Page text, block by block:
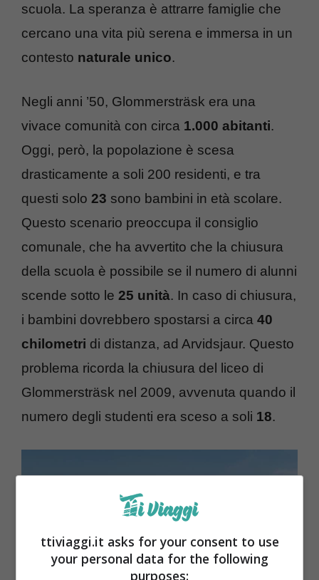
scuola. La speranza è attrarre famiglie che
cercano una vita più serena e immersa in un
contesto naturale unico.
Negli anni ’50, Glommersträsk era una
vivace comunità con circa 1.000 abitanti.
Oggi, però, la popolazione è scesa
drasticamente a soli 200 residenti, e tra
questi solo 23 sono bambini in età scolare.
Questo scenario preoccupa il consiglio
comunale, che ha avvertito che la chiusura
della scuola è possibile se il numero di alunni
scende sotto le 25 unità. In caso di chiusura,
i bambini dovrebbero spostarsi a circa 40
chilometri di distanza, ad Arvidsjaur. Questo
problema ricorda la chiusura del liceo di
Glommersträsk nel 2009, avvenuta quando il
numero degli studenti era sceso a soli 18.
ttiviaggi.it asks for your consent to use
your personal data for the following
purposes: